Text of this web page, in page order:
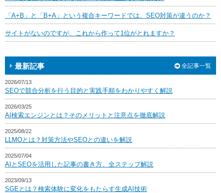
「A+B」と「B+A」という複合キーワードでは、SEO対策が違うのか？
サイトがないのですが、これから作って1位がとれますか？
最新記事 全記事一覧
2026/07/13
SEOで競合分析を行う目的と実践手順をわかりやすく解説
2026/03/25
AI検索エンジンとは？そのメリットと注意点を徹底解説
2025/08/22
LLMOとは？対策方法やSEOとの違いを解説
2025/07/04
AIとSEOを活用した記事の書き方、全ステップ解説
2023/09/13
SGEとは？検索体験に変化をもたらす生成AI技術